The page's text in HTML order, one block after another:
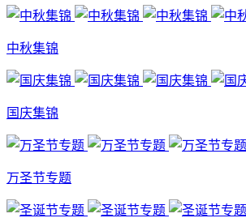
中秋集锦
国庆集锦
万圣节专题